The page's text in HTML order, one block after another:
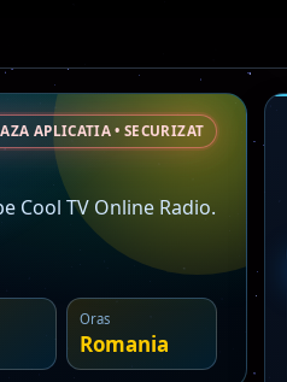
APLICATIA • SECURIZAT
Cool TV Online Radio.
Oras
Romania